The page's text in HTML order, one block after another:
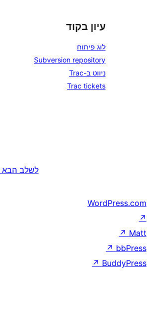
עיון בקוד
לוג פיתוח
Subversion repository
ניווט ב-Trac
Trac tickets
לשלב הבא
WordPress.com
↗
Matt
↗
bbPress
↗
BuddyPress
↗